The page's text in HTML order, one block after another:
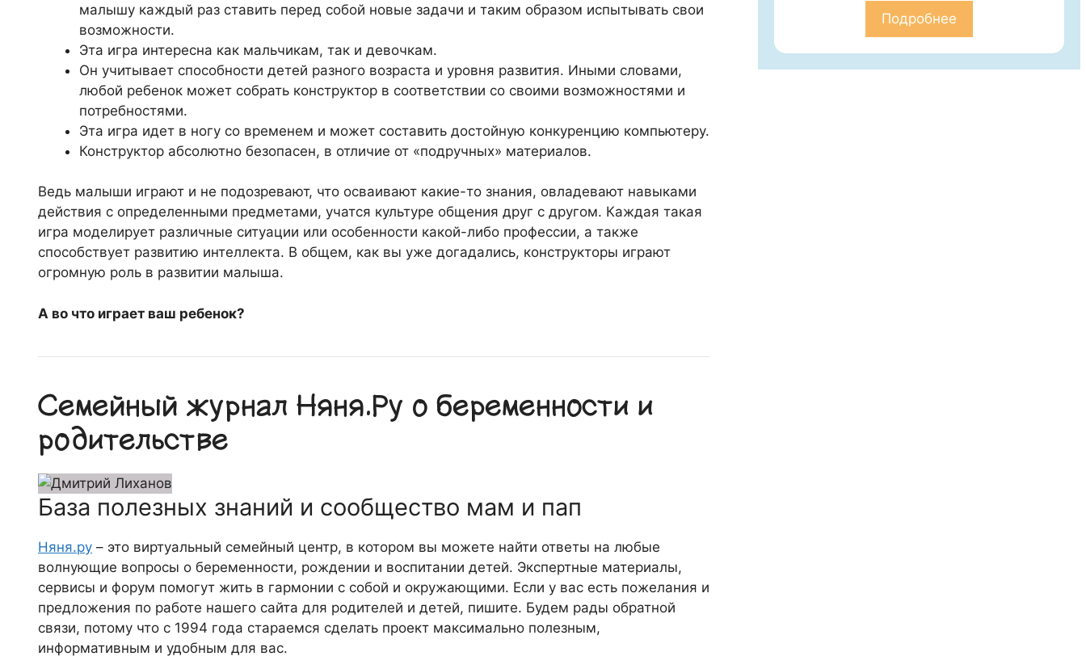
малышу каждый раз ставить перед собой новые задачи и таким образом испытывать свои
возможности.
Эта игра интересна как мальчикам, так и девочкам.
Он учитывает способности детей разного возраста и уровня развития. Иными словами,
любой ребенок может собрать конструктор в соответствии со своими возможностями и
потребностями.
Эта игра идет в ногу со временем и может составить достойную конкуренцию компьютеру.
Конструктор абсолютно безопасен, в отличие от «подручных» материалов.
Ведь малыши играют и не подозревают, что осваивают какие-то знания, овладевают навыками
действия с определенными предметами, учатся культуре общения друг с другом. Каждая такая
игра моделирует различные ситуации или особенности какой-либо профессии, а также
способствует развитию интеллекта. В общем, как вы уже догадались, конструкторы играют
огромную роль в развитии малыша.
А во что играет ваш ребенок?
Семейный журнал Няня.Ру о беременности и
родительстве
База полезных знаний и сообщество мам и пап
Няня.ру – это виртуальный семейный центр, в котором вы можете найти ответы на любые
волнующие вопросы о беременности, рождении и воспитании детей. Экспертные материалы,
сервисы и форум помогут жить в гармонии с собой и окружающими. Если у вас есть пожелания и
предложения по работе нашего сайта для родителей и детей, пишите. Будем рады обратной
связи, потому что c 1994 года стараемся сделать проект максимально полезным,
информативным и удобным для вас.
Подробнее